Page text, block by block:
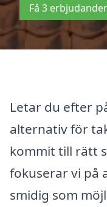
Få 3
Letar du efter
alternativ för
kommit till rätt
fokuserar vi på
smidig som